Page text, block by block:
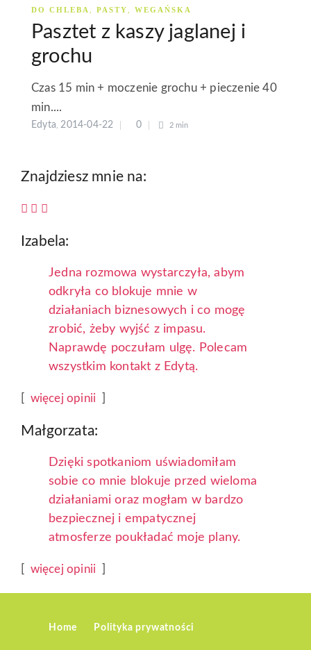
DO CHLEBA PASTY WEGAŃSKA
Pasztet z kaszy jaglanej i
grochu
Czas 15 min + moczenie grochu + pieczenie 40
min....
Edyta 2014-04-22 0 2 min
Znajdziesz mnie na:
Izabela:
Jedna rozmowa wystarczyła, abym
odkryła co blokuje mnie w
działaniach biznesowych i co mogę
zrobić, żeby wyjść z impasu.
Naprawdę poczułam ulgę. Polecam
wszystkim kontakt z Edytą.
więcej opinii
Małgorzata:
Dzięki spotkaniom uświadomiłam
sobie co mnie blokuje przed wieloma
działaniami oraz mogłam w bardzo
bezpiecznej i empatycznej
atmosferze poukładać moje plany.
więcej opinii
Home Polityka prywatności